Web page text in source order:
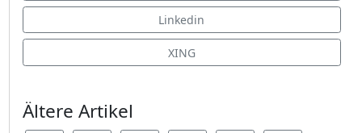
Linkedin
XING
Ältere Artikel